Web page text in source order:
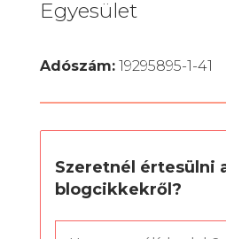
Egyesület
Adószám:19295895-1-41
Szeretnél értesülni
blogcikkekről?